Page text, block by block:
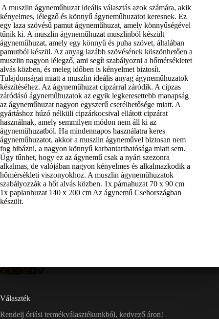
A muszlin ágyneműhuzat ideális választás azok számára, akik
kényelmes, lélegző és könnyű ágyneműhuzatot keresnek. Ez
egy laza szövésű pamut ágyneműhuzat, amely könnyűségével
tűnik ki. A muszlin ágyneműhuzat muszlinból készült
ágyneműhuzat, amely egy könnyű és puha szövet, általában
pamutból készül. Az anyag lazább szövésének köszönhetően a
muszlin nagyon lélegző, ami segít szabályozni a hőmérsékletet
alvás közben, és meleg időben is kényelmet biztosít.
Tulajdonságai miatt a muszlin ideális anyag ágyneműhuzatok
készítéséhez. Az ágyneműhuzat cipzárral záródik. A cipzas
záródású ágyneműhuzatok az egyik legkeresettebb manapság
az ágyneműhuzat nagyon egyszerű cserélhetősége miatt. A
gyártáshoz húzó nélküli cipzárkocsival ellátott cipzárat
használnak, amely semmilyen módon nem áll ki az
ágyneműhuzatból. Ha mindennapos használatra keres
ágyneműhuzatot, akkor a muszlin ágyneművel biztosan nem
fog hibázni, a nagyon könnyű karbantarthatósága miatt sem.
Úgy tűnhet, hogy ez az ágynemű csak a nyári szezonra
alkalmas, de valójában nagyon kényelmes és alkalmazkodik a
hőmérsékleti viszonyokhoz. A muszlin ágyneműhuzatok
szabályozzák a hőt alvás közben. 1x párnahuzat 70 x 90 cm
1x paplanhuzat 140 x 200 cm Az ágynemű Csehországban
készült.
Választék
Rendelj óriási termékválasztékunkból, kedvező áron!